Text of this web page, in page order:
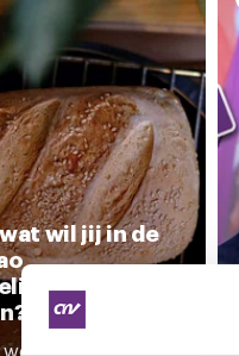
wil jij in de
in de